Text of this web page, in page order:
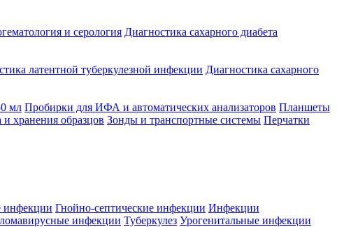
и серология Диагностика сахарного диабета
латентной туберкулезной инфекции Диагностика сахарного
мл Пробирки для ИФА и автоматических анализаторов Планшеты
хранения образцов Зонды и транспортные системы Перчатки
инфекции Гнойно-септические инфекции Инфекции
инфекции Туберкулез Урогенитальные инфекции